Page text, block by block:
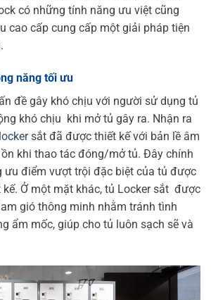
có những tính năng ưu việt cũng
cao cấp cung cấp một giải pháp tiện
năng tối ưu
đề gây khó chịu với người sử dụng tủ
khó chịu khi mở tủ gây ra. Nhận ra
sắt đã được thiết kế với bản lề âm
khi thao tác đóng/mở tủ. Đây chính
ưu điểm vượt trội đặc biệt của tủ được
kế. Ở một mặt khác, tủ Locker sắt được
gió thông minh nhằm tránh tình
ẩm mốc, giúp cho tủ luôn sạch sẽ và